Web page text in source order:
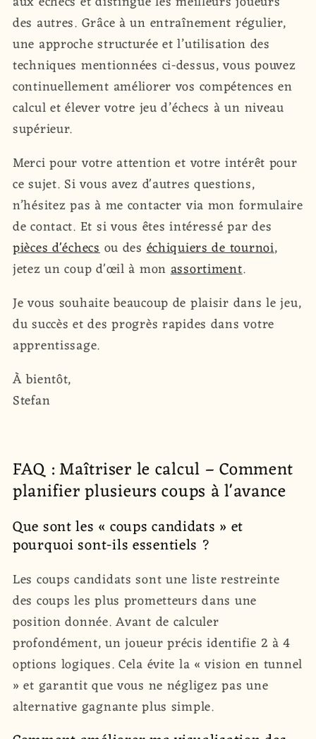
des autres. Grâce à un entraînement régulier,
une approche structurée et l’utilisation des
techniques mentionnées ci-dessus, vous pouvez
continuellement améliorer vos compétences en
calcul et élever votre jeu d’échecs à un niveau
supérieur.
Merci pour votre attention et votre intérêt pour
ce sujet. Si vous avez d'autres questions,
n’hésitez pas à me contacter via mon formulaire
de contact. Et si vous êtes intéressé par des
pièces d'échecsou deséchiquiers de tournoi,
jetez un coup d'œil à monassortiment.
Je vous souhaite beaucoup de plaisir dans le jeu,
du succès et des progrès rapides dans votre
apprentissage.
À bientôt,
Stefan
FAQ : Maîtriser le calcul – Comment
planifier plusieurs coups à l'avance
Que sont les « coups candidats » et
pourquoi sont-ils essentiels ?
Les coups candidats sont une liste restreinte
des coups les plus prometteurs dans une
position donnée. Avant de calculer
profondément, un joueur précis identifie 2 à 4
options logiques. Cela évite la « vision en tunnel
» et garantit que vous ne négligez pas une
alternative gagnante plus simple.